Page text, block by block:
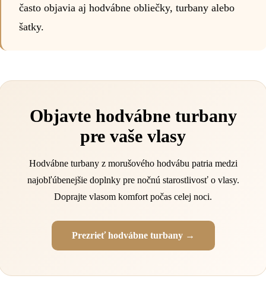
často objavia aj hodvábne obliečky, turbany alebo
šatky.
Objavte hodvábne turbany
pre vaše vlasy
Hodvábne turbany z morušového hodvábu patria medzi
najobľúbenejšie doplnky pre nočnú starostlivosť o vlasy.
Doprajte vlasom komfort počas celej noci.
Prezrieť hodvábne turbany →